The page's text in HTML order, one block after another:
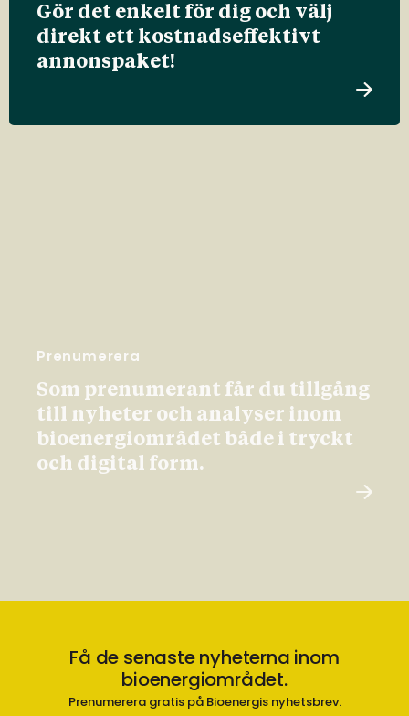
Gör det enkelt för dig och välj
direkt ett kostnadseffektivt
annonspaket!
Prenumerera
Som prenumerant får du tillgång
till nyheter och analyser inom
bioenergiområdet både i tryckt
och digital form.
Få de senaste nyheterna inom
bioenergiområdet.
Prenumerera gratis på Bioenergis nyhetsbrev.